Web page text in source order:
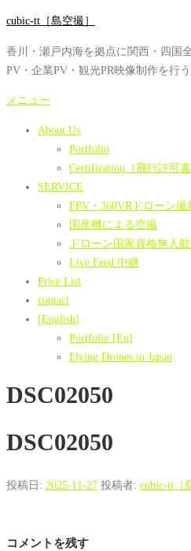
コ
テ
ン
ツ
cubic-tt［島空撮］
香川・瀬戸内海を拠点に関西・四国
PV・企業PV・観光PR映像制作を行
メニュー
About Us
Portfolio
Certification［飛行許可書
SERVICE
FPV・360VRドローン撮
国産機による空撮
ドローン国家資格無人
Live Feed 中継
Price List
contact
[English]
Portfolio [En]
Flying Drones in Japan
DSC02050
DSC02050
投稿日: 2025-11-27 投稿者: cubic-tt［
コメントを残す